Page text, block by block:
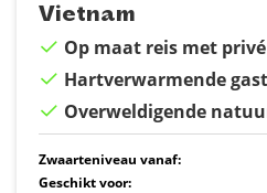
Vietnam
Op maat reis met
Hartverwarmende
Overweldigende
Zwaarteniveau vanaf:
Geschikt voor: